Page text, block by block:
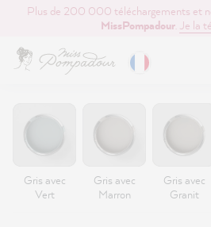
principal
Plus de 200 000 téléchargements et
MissPompadour. Je la
Gris avec
Vert
Gris avec
Marron
Gris avec
Granit